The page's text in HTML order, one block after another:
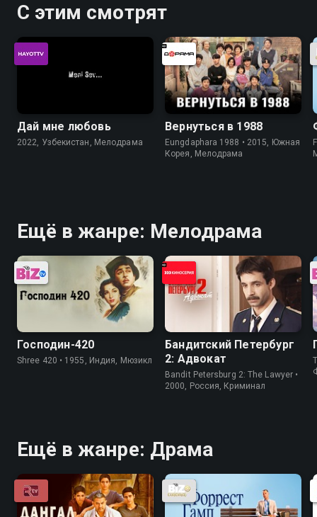
С этим смотрят
Дай мне любовь
2022, Узбекистан, Мелодрама
Вернуться в 1988
Eungdaphara 1988 • 2015, Южная
Корея, Мелодрама
Ещё в жанре: Мелодрама
Господин-420
Shree 420 • 1955, Индия, Мюзикл
Бандитский Петербург
2: Адвокат
Bandit Petersburg 2: The Lawyer •
2000, Россия, Криминал
Ещё в жанре: Драма